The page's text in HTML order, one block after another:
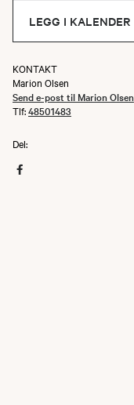
LEGG I KALENDER
KONTAKT
Marion Olsen
Send e-post til Marion Olsen
Tlf:48501483
Del: